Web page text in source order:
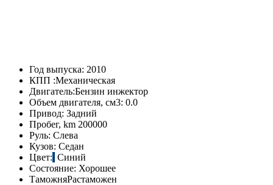
Год выпуска: 2010
КПП :Механическая
Двигатель:Бензин инжектор
Объем двигателя, см3: 0.0
Привод: Задний
Пробег, km 200000
Руль: Слева
Кузов: Седан
Цвет: Синий
Состояние: Хорошее
ТаможняРастаможен